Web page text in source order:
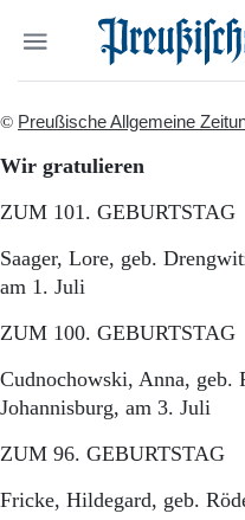
Danzig
Suchen und
© Preußische Allgemeine
Wir gratulieren
ZUM 101. GEBURTSTAG
Saager, Lore, geb.
am 1. Juli
ZUM 100. GEBURTSTAG
Cudnochowski, Anna, geb.
Johannisburg, am 3. Juli
ZUM 96. GEBURTSTAG
Fricke, Hildegard, geb.